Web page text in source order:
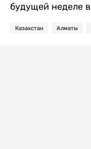
будущей неделе в
Казахстан Алматы